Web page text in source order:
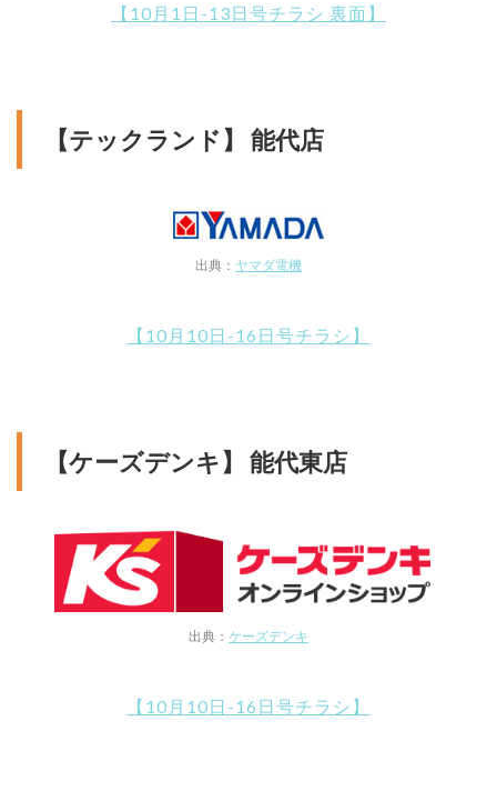
【10月1日-13日号チラシ 裏面】
【テックランド】 能代店
出典： ヤマダ電機
【10月10日-16日号チラシ】
【ケーズデンキ】 能代東店
出典： ケーズデンキ
【10月10日-16日号チラシ】